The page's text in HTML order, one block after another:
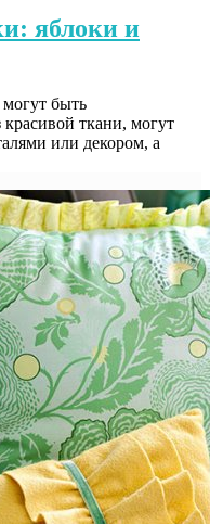
яблоки и
быть
ткани, могут
или декором, а